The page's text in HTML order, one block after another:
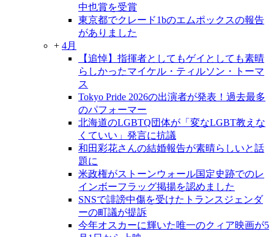
中也賞を受賞
東京都でクレード1bのエムポックスの報告
がありました
+ 4月
【追悼】指揮者としてもゲイとしても素晴
らしかったマイケル・ティルソン・トーマ
ス
Tokyo Pride 2026の出演者が発表！過去最多
のパフォーマー
北海道のLGBTQ団体が「変なLGBT教えな
くていい」発言に抗議
和田彩花さんの結婚報告が素晴らしいと話
題に
米政権がストーンウォール国定史跡でのレ
インボーフラッグ掲揚を認めました
SNSで誹謗中傷を受けたトランスジェンダ
ーの町議が提訴
今年オスカーに輝いた唯一のクィア映画が5